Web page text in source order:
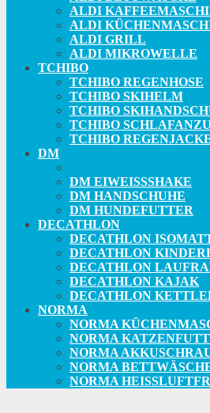
ALDI
ALDI
ALDI GRILL
ALDI MIKROWELLE
TCHIBO
TCHIBO REGENHOSE
TCHIBO SKIHELM
TCHIBO
TCHIBO
TCHIBO
DM
DM EIWEISSSHAKE
DM HANDSCHUHE
DM HUNDEFUTTER
DECATHLON
DECATHLON
DECATHLON
DECATHLON
DECATHLON KAJAK
DECATHLON
NORMA
NORMA
NORMA
NORMA
NORMA
NORMA